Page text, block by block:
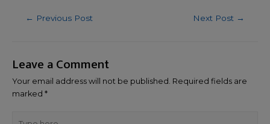
← Previous Post Next Post →
Leave a Comment
Your email address will not be published. Required fields are
marked *